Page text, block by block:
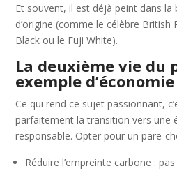
Et souvent, il est déjà peint dans la
d’origine (comme le célèbre British
Black ou le Fuji White).
La deuxième vie du
exemple
Ce qui rend ce sujet passionnant,
parfaitement la transition vers une
responsable. Opter pour un pare-
Réduire l’empreinte carbone :